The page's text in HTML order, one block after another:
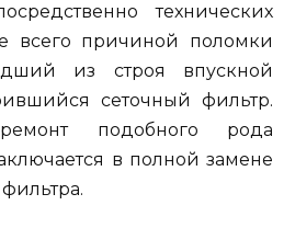
технических
всего причиной поломки
из строя впускной
сеточный фильтр.
подобного рода
в полной замене